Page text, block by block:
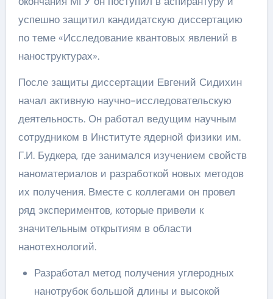
успешно защитил кандидатскую диссертацию
по теме «Исследование квантовых явлений в
наноструктурах».
После защиты диссертации Евгений Сидихин
начал активную научно-исследовательскую
деятельность. Он работал ведущим научным
сотрудником в Институте ядерной физики им.
Г.И. Будкера, где занимался изучением свойств
наноматериалов и разработкой новых методов
их получения. Вместе с коллегами он провел
ряд экспериментов, которые привели к
значительным открытиям в области
нанотехнологий.
Разработал метод получения углеродных
нанотрубок большой длины и высокой